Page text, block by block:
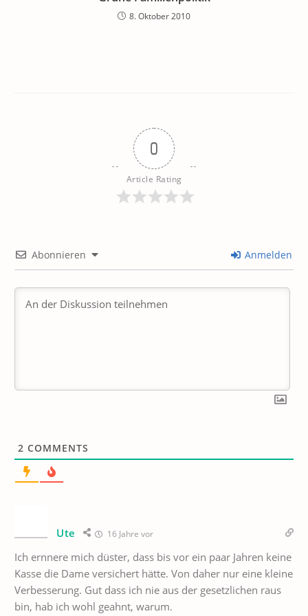
8. Oktober 2010
0
Article Rating
Abonnieren Anmelden
2 COMMENTS
Ute 16 Jahre vor
Ich ernnere mich düster, dass bis vor ein paar Jahren keine
Kasse die Dame versichert hätte. Von daher nur eine kleine
Verbesserung. Gut dass ich nie aus der gesetzlichen raus
bin, hab ich wohl geahnt, warum.